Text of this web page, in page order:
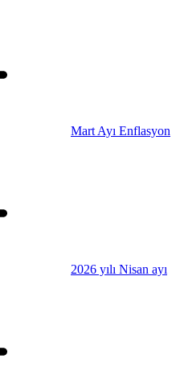
Mart Ayı Enflasyon
2026 yılı Nisan ayı